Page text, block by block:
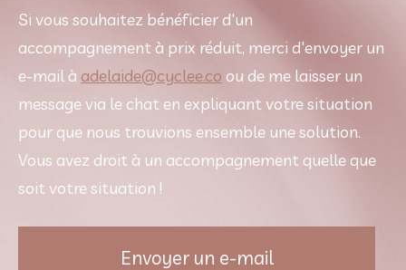
Si vous souhaitez bénéficier d'un
accompagnement à prix réduit, merci d'envoyer un
e-mail à adelaide@cyclee.co ou de me laisser un
message via le chat en expliquant votre situation
pour que nous trouvions ensemble une solution.
Vous avez droit à un accompagnement quelle que
soit votre situation !
Envoyer un e-mail